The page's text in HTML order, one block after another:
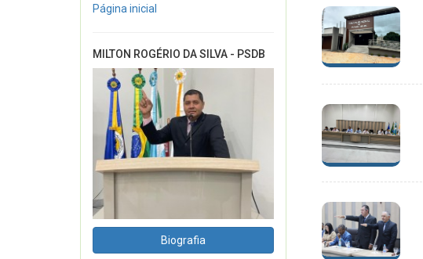
Página inicial
MILTON ROGÉRIO DA SILVA - PSDB
Biografia